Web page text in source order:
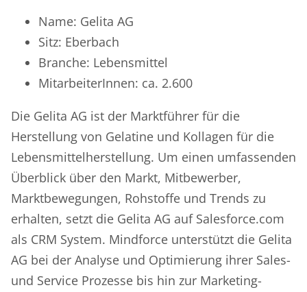
Name: Gelita AG
Sitz: Eberbach
Branche: Lebensmittel
MitarbeiterInnen: ca. 2.600
Die Gelita AG ist der Marktführer für die
Herstellung von Gelatine und Kollagen für die
Lebensmittelherstellung. Um einen umfassenden
Überblick über den Markt, Mitbewerber,
Marktbewegungen, Rohstoffe und Trends zu
erhalten, setzt die Gelita AG auf Salesforce.com
als CRM System. Mindforce unterstützt die Gelita
AG bei der Analyse und Optimierung ihrer Sales-
und Service Prozesse bis hin zur Marketing-